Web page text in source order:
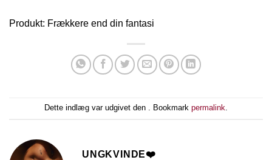
Produkt: Frækkere end din fantasi
Dette indlæg var udgivet den . Bookmark permalink
UNGKVINDE❤️